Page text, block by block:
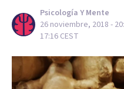
Psicología Y Mente
26 noviembre, 2018 -
17:16 CEST